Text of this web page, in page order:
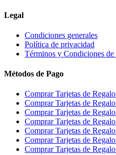
Legal
Condiciones generales
Política de privacidad
Términos y Condiciones de
Métodos de Pago
Comprar Tarjetas de
Comprar Tarjetas de
Comprar Tarjetas de
Comprar Tarjetas de
Comprar Tarjetas de
Comprar Tarjetas de
Comprar Tarjetas de